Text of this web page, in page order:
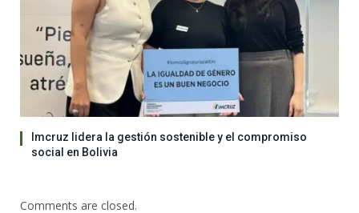
Imcruz lidera la gestión sostenible y el compromiso
social en Bolivia
Comments are closed.